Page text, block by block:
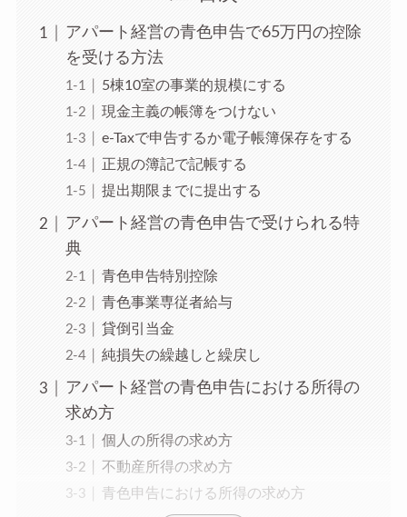
アパート経営の青色申告で65万円の控除
を受ける方法
5棟10室の事業的規模にする
現金主義の帳簿をつけない
e-Taxで申告するか電子帳簿保存をする
正規の簿記で記帳する
提出期限までに提出する
アパート経営の青色申告で受けられる特
典
青色申告特別控除
青色事業専従者給与
貸倒引当金
純損失の繰越しと繰戻し
アパート経営の青色申告における所得の
求め方
個人の所得の求め方
不動産所得の求め方
青色申告における所得の求め方